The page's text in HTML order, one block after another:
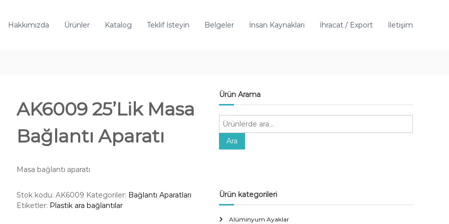
Hakkımızda Ürünler Katalog Teklif İsteyin Belgeler İnsan Kaynakları İhracat / Export İletişim
AK6009 25’Lik Masa
Bağlantı Aparatı
Masa bağlantı aparatı
Stok kodu: AK6009 Kategoriler: Bağlantı Aparatları
Etiketler: Plastik ara bağlantılar
Ürün Arama
A
:
Ara
Ürün kategorileri
Alüminyum Ayaklar